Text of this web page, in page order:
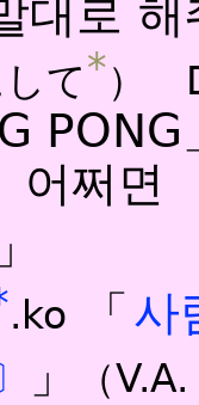
대로 해
て*）
PONG
어쩌면
」
.ko 「 사
」
（